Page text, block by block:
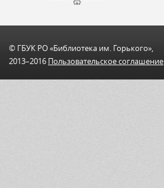
© ГБУК РО «Библиотека им. Горького»,
2013–2016 Пользовательскоe соглашениe